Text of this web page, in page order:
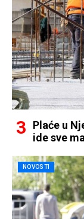
Plaće u
ide sve
NOVOSTI